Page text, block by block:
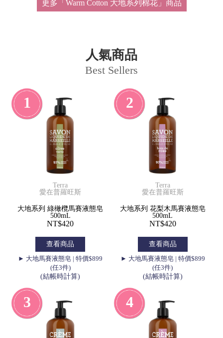
更多「Warm Cotton 大地系列棉花」商品
人氣商品
Best Sellers
Terra
愛在普羅旺斯
大地系列 綠橄欖馬賽液態皂
500mL
NT$420
查看商品
► 大地馬賽液態皂 | 特價$899
(任3件)
(結帳時計算)
1
Terra
愛在普羅旺斯
大地系列 花梨木馬賽液態皂
500mL
NT$420
查看商品
► 大地馬賽液態皂 | 特價$899
(任3件)
(結帳時計算)
2
3 4